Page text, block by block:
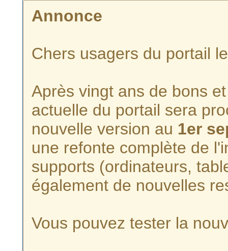
Annonce
Chers usagers du portail
Après vingt ans de bons
actuelle du portail sera
nouvelle version au 1er
une refonte complète de
supports (ordinateurs,
également de nouvelles
Vous pouvez tester la